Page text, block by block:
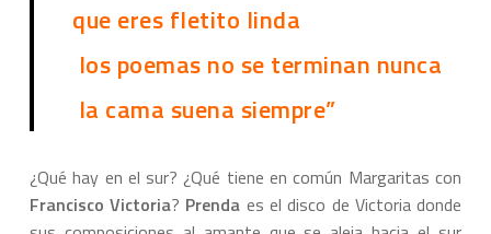
que eres fletito linda
los poemas no se terminan nunca
la cama suena siempre”
¿Qué hay en el sur? ¿Qué tiene en común Margaritas con
Francisco Victoria? Prenda es el disco de Victoria donde